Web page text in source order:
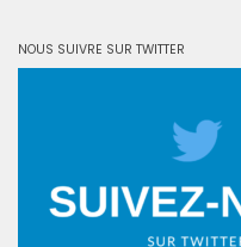
NOUS SUIVRE SUR TWITTER